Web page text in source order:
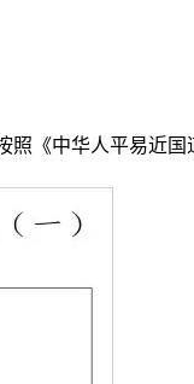
《中华人平易近